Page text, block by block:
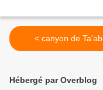
< canyon de Ta'ab
Hébergé par Overblog